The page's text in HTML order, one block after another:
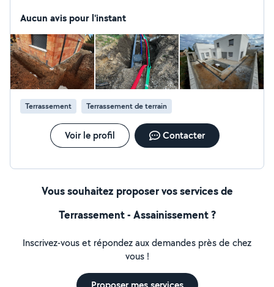
Aucun avis pour l'instant
Terrassement Terrassement de terrain
Voir le profil Contacter
Vous souhaitez proposer vos services de
Terrassement - Assainissement ?
Inscrivez-vous et répondez aux demandes près de chez
vous !